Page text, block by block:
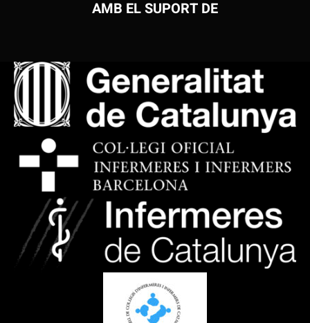
AMB EL SUPORT DE